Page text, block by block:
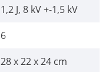
1,2 J, 8 kV +-1,5 kV
6
28 x 22 x 24 cm